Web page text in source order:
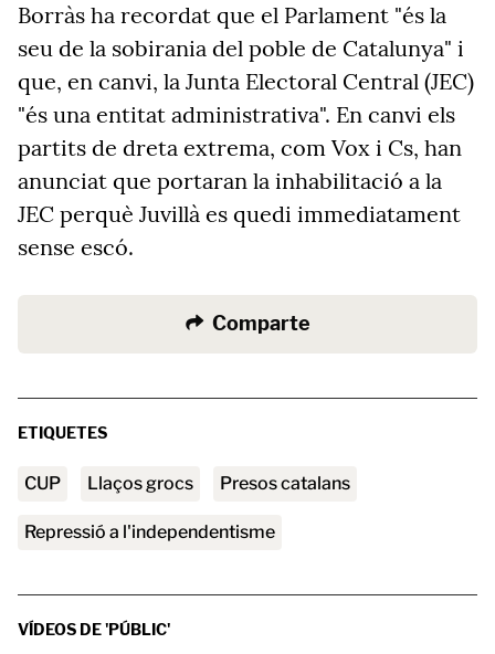
Borràs ha recordat que el Parlament "és la
seu de la sobirania del poble de Catalunya" i
que, en canvi, la Junta Electoral Central (JEC)
"és una entitat administrativa". En canvi els
partits de dreta extrema, com Vox i Cs, han
anunciat que portaran la inhabilitació a la
JEC perquè Juvillà es quedi immediatament
sense escó.
Comparte
ETIQUETES
CUP Llaços grocs presos catalans
repressió a l'independentisme
VÍDEOS DE 'PÚBLIC'